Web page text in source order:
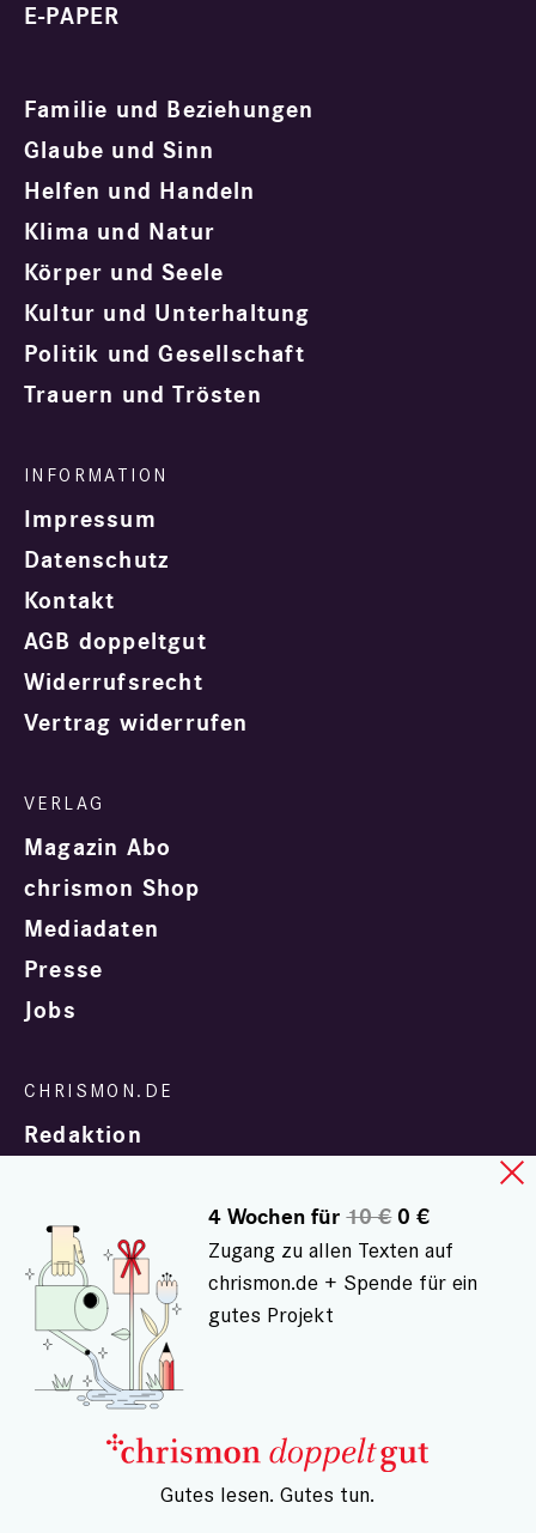
E-PAPER
Familie und Beziehungen
Glaube und Sinn
Helfen und Handeln
Klima und Natur
Körper und Seele
Kultur und Unterhaltung
Politik und Gesellschaft
Trauern und Trösten
Impressum
Datenschutz
Kontakt
AGB doppeltgut
Widerrufsrecht
Vertrag widerrufen
Magazin Abo
chrismon Shop
Mediadaten
Presse
Jobs
Redaktion
In Zusammenarbeit mit
© chrismon.de 2001 - 2026
Alle Rechte vorbehalten.
4 Wochen für10 €0 €
Zugang zu allen Texten auf
chrismon.de + Spende für ein
gutes Projekt
– Gutes lesen. Gutes tun.